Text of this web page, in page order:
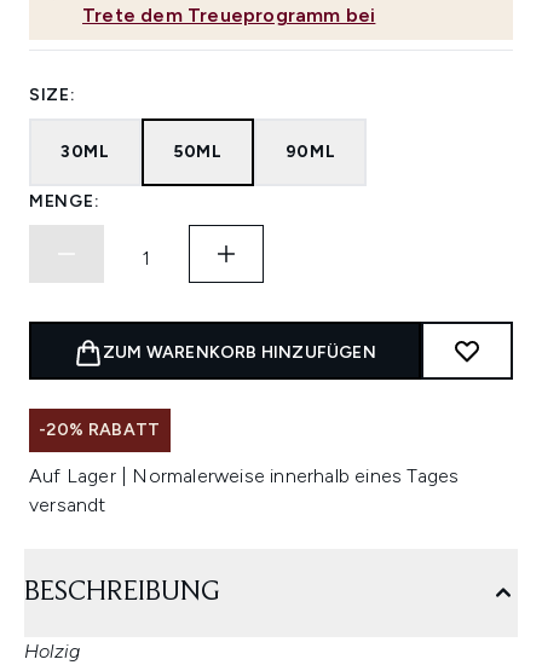
Trete dem Treueprogramm bei
SIZE:
30ML 50ML 90ML
MENGE:
ZUM WARENKORB HINZUFÜGEN
-20% RABATT
Auf Lager | Normalerweise innerhalb eines Tages
versandt
BESCHREIBUNG
Holzig